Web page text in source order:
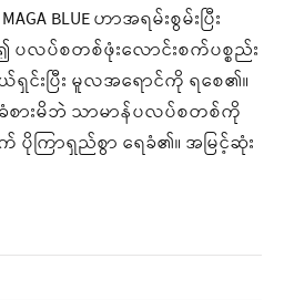
BLUE ဟာအရမ်းစွမ်းပြီး
ပလပ်စတစ်ဖုံးလောင်းစက်ပစ္စည်း
ရှင်းပြီး မူလအရောင်ကို ရစေ၏။
ားမိဘဲ သာမာန်ပလပ်စတစ်ကို
ကြာရှည်စွာ ရေခံ၏။ အမြင့်ဆုံး